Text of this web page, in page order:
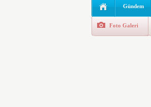
Gündem
Foto Galeri